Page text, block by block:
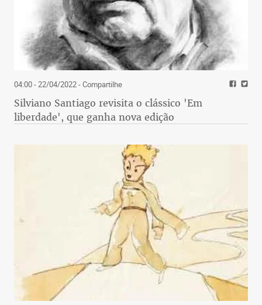
04:00 - 22/04/2022- Compartilhe
Silviano Santiago revisita o clássico 'Em
liberdade', que ganha nova edição